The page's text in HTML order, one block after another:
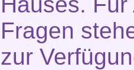
Fragen
zur